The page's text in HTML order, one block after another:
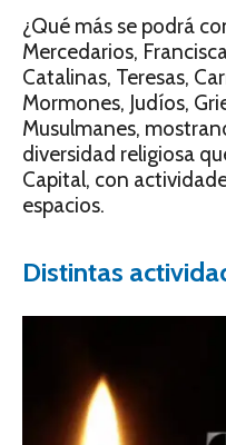
¿Qué más se podrá
Mercedarios,
Catalinas, Teresas,
Mormones, Judíos,
Musulmanes,
diversidad religiosa
Capital, con
espacios.
Distintas